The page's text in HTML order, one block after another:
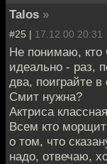
Talos »
#25 | 17.12.00 20:31
Не понимаю, кто
идеально - раз,
два, поиграйте
Смит нужна?
Актриса
Всем кто
о том, что
надо, отвечаю,